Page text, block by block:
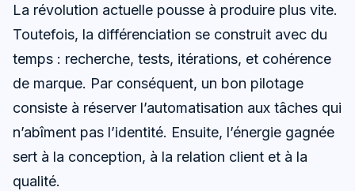
La révolution actuelle pousse à produire plus vite.
Toutefois, la différenciation se construit avec du
temps : recherche, tests, itérations, et cohérence
de marque. Par conséquent, un bon pilotage
consiste à réserver l’automatisation aux tâches qui
n’abîment pas l’identité. Ensuite, l’énergie gagnée
sert à la conception, à la relation client et à la
qualité.